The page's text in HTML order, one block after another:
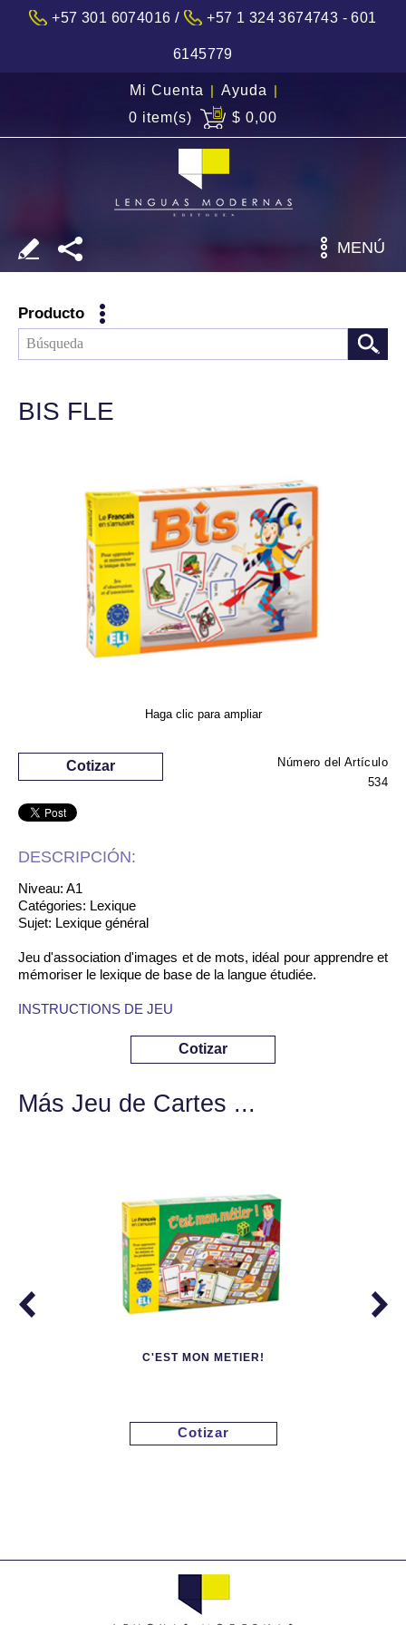
+57 301 6074016 / +57 1 324 3674743 - 601
6145779
Mi Cuenta | Ayuda |
0 item(s)
$ 0,00
MENÚ
Producto
BIS FLE
Haga clic para ampliar
Número del Artículo
534
Cotizar
DESCRIPCIÓN:
Niveau: A1
Catégories: Lexique
Sujet: Lexique général
Jeu d'association d'images et de mots, idéal pour apprendre et
mémoriser le lexique de base de la langue étudiée.
INSTRUCTIONS DE JEU
Cotizar
Más Jeu de Cartes ...
C'EST MON METIER!
Cotizar